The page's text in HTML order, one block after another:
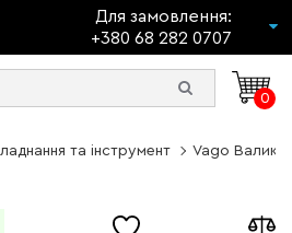
Для замовлення:
+380 68 282 0707
0
та інструмент Vago Валик